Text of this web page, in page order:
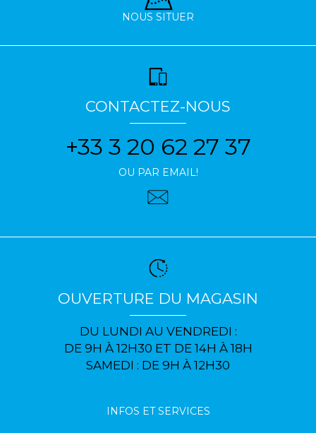
NOUS SITUER
CONTACTEZ-NOUS
+33 3 20 62 27 37
OU PAR EMAIL!
OUVERTURE DU MAGASIN
DU LUNDI AU VENDREDI :
DE 9H À 12H30 ET DE 14H À 18H
SAMEDI : DE 9H À 12H30
INFOS ET SERVICES